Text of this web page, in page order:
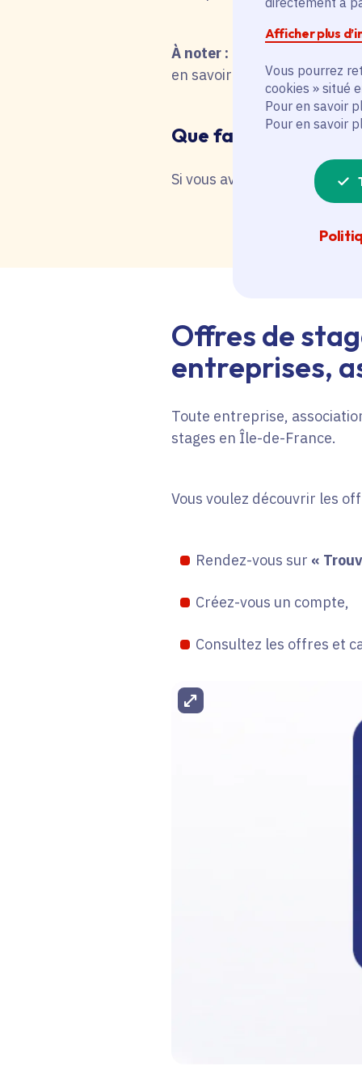
Afficher plus
Vous pourrez
cookies » situé
Pour en savoir
Pour en savoir
À noter :
pour une
en savoir plus en
Que faire en cas de
Si vous avez besoin d'une
Offres de
entreprises,
Toute entreprise,
stages en Île-de-France.
Vous voulez découvrir les
Rendez-vous sur «
Créez-vous un compte,
Consultez les offres et
Agrandir l'image